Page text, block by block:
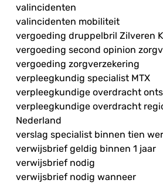
valincidenten
valincidenten mobiliteit
vergoeding druppelbril Zilveren
vergoeding second opinion
vergoeding zorgverzekering
verpleegkundig specialist MTX
verpleegkundige overdracht
verpleegkundige overdracht
Nederland
verslag specialist binnen tien
verwijsbrief geldig binnen 1 jaar
verwijsbrief nodig
verwijsbrief nodig wanneer